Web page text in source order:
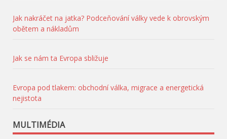
Jak nakráčet na jatka? Podceňování války vede k obrovským
obětem a nákladům
Jak se nám ta Evropa sbližuje
Evropa pod tlakem: obchodní válka, migrace a energetická
nejistota
MULTIMÉDIA